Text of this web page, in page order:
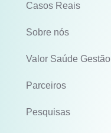
Casos Reais
Sobre nós
Valor Saúde Gestão
Parceiros
Pesquisas